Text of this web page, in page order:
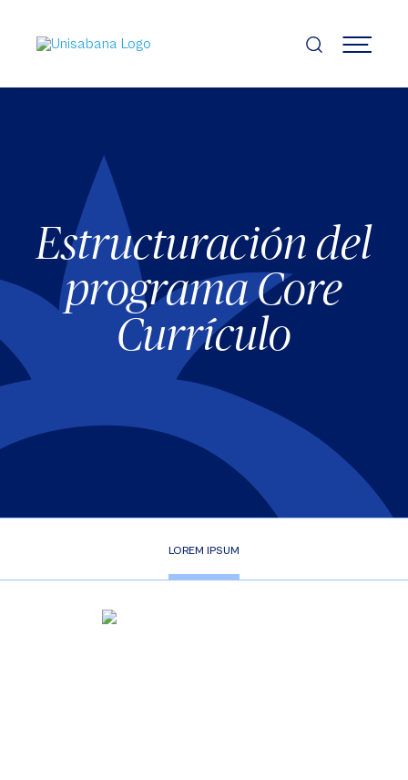
contenido
principal
MENÚ
Estructuración del
programa Core
Currículo
LOREM IPSUM